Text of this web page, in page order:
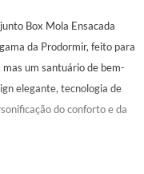
Box Mola Ensacada
da Prodormir, feito para
um santuário de bem-
elegante, tecnologia de
do conforto e da